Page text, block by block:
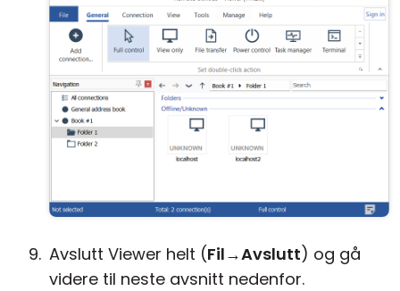
Avslutt Viewer helt (Fil→Avslutt) og gå
videre til neste avsnitt nedenfor.